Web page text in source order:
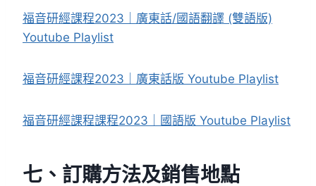
福音研經課程2023｜廣東話/國語翻譯 (雙語版)
Youtube Playlist
福音研經課程2023｜廣東話版 Youtube Playlist
福音研經課程課程2023｜國語版 Youtube Playlist
七、訂購方法及銷售地點